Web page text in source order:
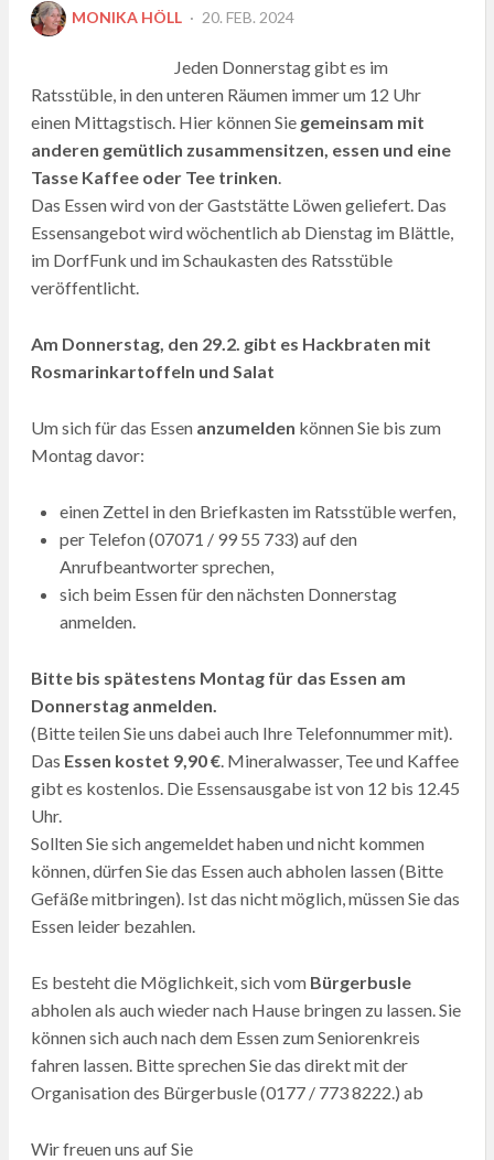
MONIKA HÖLL
POSTED
20. FEB. 2024
Jeden Donnerstag gibt es im
Ratsstüble, in den unteren Räumen immer um 12 Uhr
einen Mittagstisch. Hier können Sie gemeinsam mit
anderen gemütlich zusammensitzen, essen und eine
Tasse Kaffee oder Tee trinken.
Das Essen wird von der Gaststätte Löwen geliefert. Das
Essensangebot wird wöchentlich ab Dienstag im Blättle,
im DorfFunk und im Schaukasten des Ratsstüble
veröffentlicht.
Am Donnerstag, den 29.2. gibt es Hackbraten mit
Rosmarinkartoffeln und Salat
Um sich für das Essen anzumelden können Sie bis zum
Montag davor:
einen Zettel in den Briefkasten im Ratsstüble werfen,
per Telefon (07071 / 99 55 733) auf den
Anrufbeantworter sprechen,
sich beim Essen für den nächsten Donnerstag
anmelden.
Bitte bis spätestens Montag für das Essen am
Donnerstag anmelden.
(Bitte teilen Sie uns dabei auch Ihre Telefonnummer mit).
Das Essen kostet 9,90 €. Mineralwasser, Tee und Kaffee
gibt es kostenlos. Die Essensausgabe ist von 12 bis 12.45
Uhr.
Sollten Sie sich angemeldet haben und nicht kommen
können, dürfen Sie das Essen auch abholen lassen (Bitte
Gefäße mitbringen). Ist das nicht möglich, müssen Sie das
Essen leider bezahlen.
Es besteht die Möglichkeit, sich vom Bürgerbusle
abholen als auch wieder nach Hause bringen zu lassen. Sie
können sich auch nach dem Essen zum Seniorenkreis
fahren lassen. Bitte sprechen Sie das direkt mit der
Organisation des Bürgerbusle (0177 / 773 8222.) ab
Wir freuen uns auf Sie